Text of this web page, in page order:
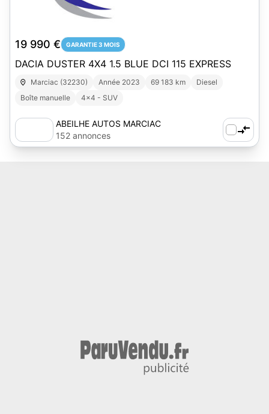
19 990 € GARANTIE 3 MOIS
DACIA DUSTER 4X4 1.5 BLUE DCI 115 EXPRESS
Marciac (32230) Année 2023 69 183 km
Diesel
Boîte manuelle
4x4 - SUV
ABEILHE AUTOS MARCIAC
152 annonces